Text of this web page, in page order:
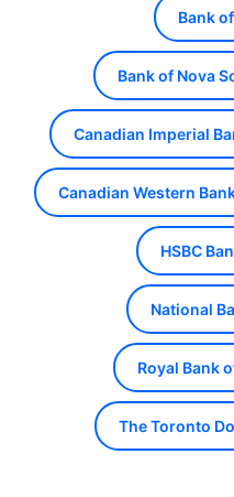
Bank
Bank of Nova
Canadian Imperial
Canadian Western
HSBC
National
Royal Bank
The Toronto